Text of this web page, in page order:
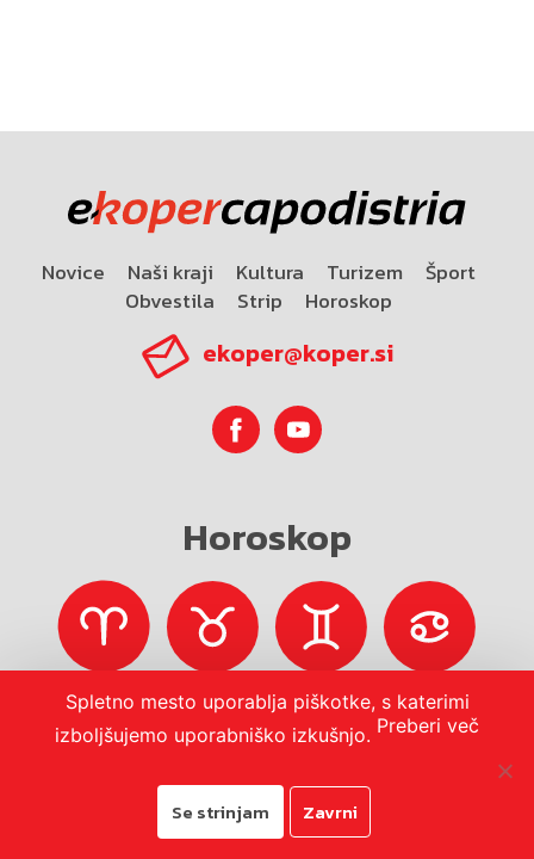
Novice Naši kraji Kultura Turizem
Šport
Obvestila
Strip Horoskop
ekoper@koper.si
Horoskop
Spletno mesto uporablja piškotke, s katerimi
izboljšujemo uporabniško izkušnjo. Preberi več
Se strinjam Zavrni